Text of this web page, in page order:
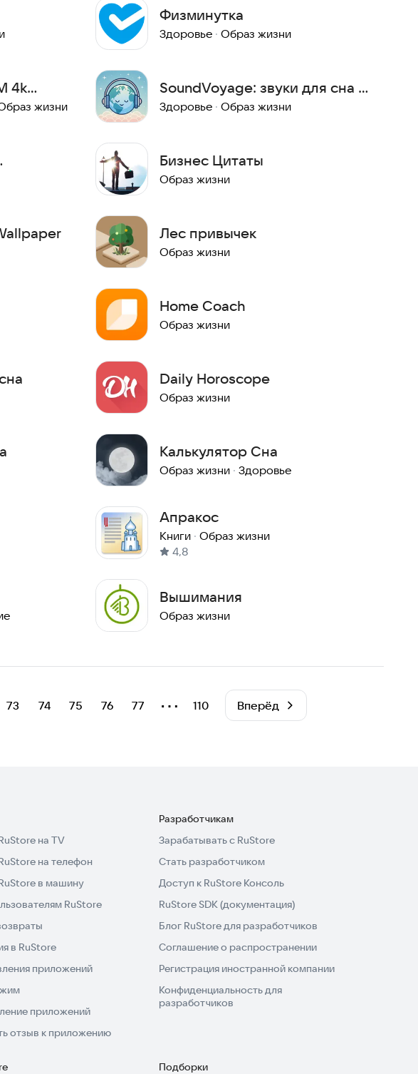
Физминутка
Здоровье · Образ жизни
4k
жизни
SoundVoyage: звуки для сна и
релакса
Здоровье · Образ жизни
Бизнес Цитаты
Образ жизни
Лес привычек
Образ жизни
Home Coach
Образ жизни
Daily Horoscope
Образ жизни
Калькулятор Сна
Образ жизни · Здоровье
Апракос
Книги · Образ жизни
4,8
Вышимания
Образ жизни
73 74 75 76 77 ⋯ 110 Вперёд
на TV
на телефон
в машину
RuStore
в RuStore
приложений
приложений
отзыв к приложению
Разработчикам
Зарабатывать с RuStore
Стать разработчиком
Доступ к RuStore Консоль
RuStore SDK (документация)
Блог RuStore для разработчиков
Соглашение о распространении
Регистрация иностранной компании
Конфиденциальность для
разработчиков
Подборки